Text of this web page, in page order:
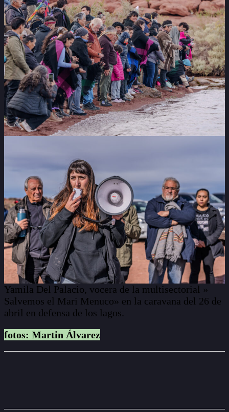
Yamila Del Palacio, vocera de la multisectorial »
Salvemos el Mari Menuco» en la caravana del 26 de
abril en defensa de los lagos.
fotos: Martin Álvarez